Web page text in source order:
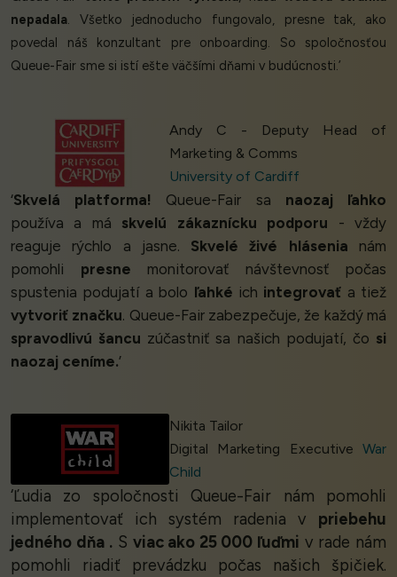
nepadala. Všetko jednoducho fungovalo, presne tak, ako
povedal náš konzultant pre onboarding. So spoločnosťou
Queue-Fair sme si istí ešte väčšími dňami v budúcnosti.’
Andy C - Deputy Head of
Marketing & Comms
University of Cardiff
‘Skvelá platforma! Queue-Fair sa naozaj ľahko
používa a má skvelú zákaznícku podporu - vždy
reaguje rýchlo a jasne. Skvelé živé hlásenia nám
pomohli presne monitorovať návštevnosť počas
spustenia podujatí a bolo ľahké ich integrovať a tiež
vytvoriť značku. Queue-Fair zabezpečuje, že každý má
spravodlivú šancu zúčastniť sa našich podujatí, čo si
naozaj ceníme.’
Nikita Tailor
Digital Marketing Executive War
Child
‘Ľudia zo spoločnosti Queue-Fair nám pomohli
implementovať ich systém radenia v priebehu
jedného dňa . S viac ako 25 000 ľuďmi v rade nám
pomohli riadiť prevádzku počas našich špičiek.